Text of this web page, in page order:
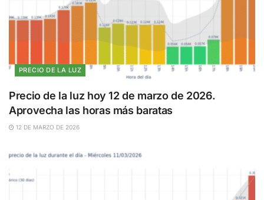
PRECIO DE LA LUZ
Precio de la luz hoy 12 de marzo de 2026.
Aprovecha las horas más baratas
12 DE MARZO DE 2026